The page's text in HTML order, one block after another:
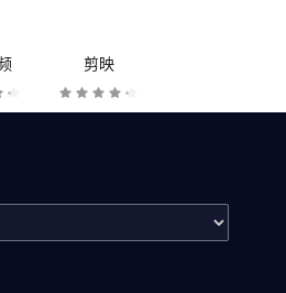
剪映